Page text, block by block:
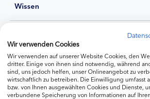
Wissen
Ernährung
Produkte
Wir verwenden Cookies
Wir verwenden auf unserer Website Cookies, den
dritter. Einige von ihnen sind notwendig, während
sind, uns jedoch helfen, unser Onlineangebot zu
wirtschaftlich zu betreiben. Die Einwilligung umfasst
bzw. von Ihnen ausgewählten Cookies und Dienste,
verbundene Speicherung von Informationen auf